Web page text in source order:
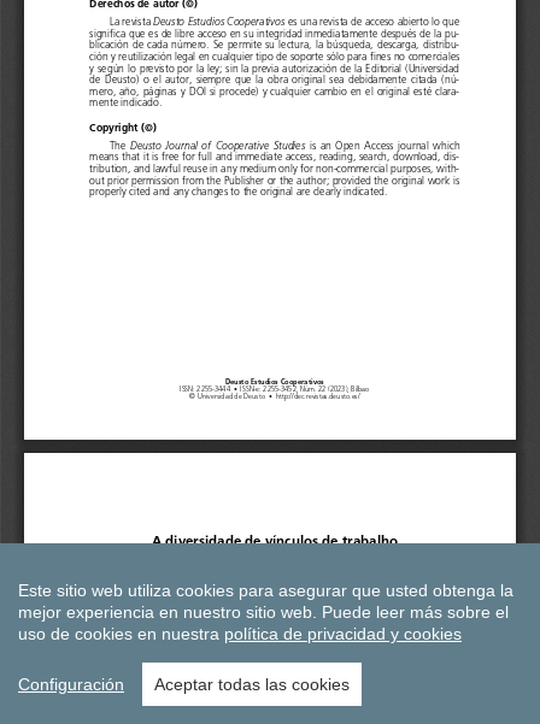
Este sitio web utiliza cookies para asegurar que usted obtenga la
mejor experiencia en nuestro sitio web. Puede leer más sobre el
uso de cookies en nuestra política de privacidad y cookies
Configuración Aceptar todas las cookies